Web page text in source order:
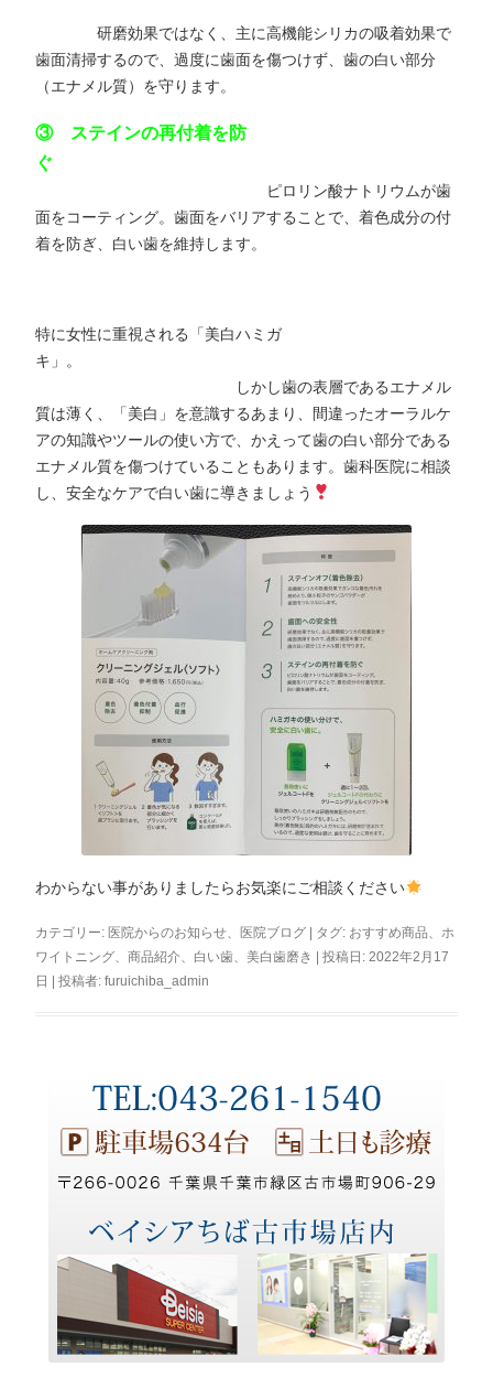
研磨効果ではなく、主に高機能シリカの吸着効果で
歯面清掃するので、過度に歯面を傷つけず、歯の白い部分
（エナメル質）を守ります。
③ ステインの再付着を防
ぐ
ピロリン酸ナトリウムが歯
面をコーティング。歯面をバリアすることで、着色成分の付
着を防ぎ、白い歯を維持します。
特に女性に重視される「美白ハミガ
キ」。
しかし歯の表層であるエナメル
質は薄く、「美白」を意識するあまり、間違ったオーラルケ
アの知識やツールの使い方で、かえって歯の白い部分である
エナメル質を傷つけていることもあります。歯科医院に相談
し、安全なケアで白い歯に導きましょう
わからない事がありましたらお気楽にご相談ください
カテゴリー: 医院からのお知らせ 医院ブログ | タグ: おすすめ商品
ホ
ワイトニング 、商品紹介 白い歯 、美白歯磨き | 投稿日: 2022年2月17
日 |投稿者:furuichiba_admin